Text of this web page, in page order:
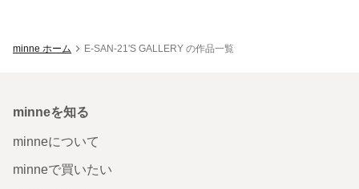
minne ホーム E-SAN-21'S GALLERY の作品一覧
minneを知る
minneについて
minneで買いたい